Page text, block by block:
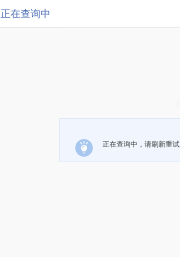
正在查询中
正在查询中，请刷新重试